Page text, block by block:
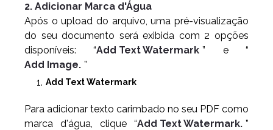
2. Adicionar Marca d'Água
Após o upload do arquivo, uma pré-visualização
do seu documento será exibida com 2 opções
disponíveis: “Add Text Watermark ” e “
Add Image. ”
Add Text Watermark
Para adicionar texto carimbado no seu PDF como
marca d'água, clique “Add Text Watermark. ”